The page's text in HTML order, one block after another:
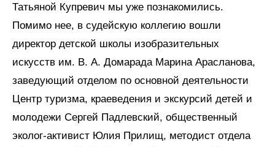
Татьяной Купревич мы уже познакомились.
Помимо нее, в судейскую коллегию вошли
директор детской школы изобразительных
искусств им. В. А. Домарада Марина Арасланова,
заведующий отделом по основной деятельности
Центр туризма, краеведения и экскурсий детей и
молодежи Сергей Падлевский, общественный
эколог-активист Юлия Прилищ, методист отдела